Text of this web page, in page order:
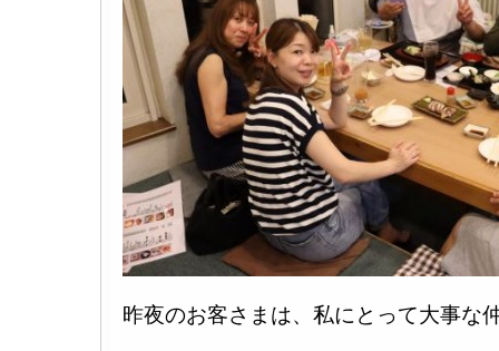
昨夜のお客さまは、私にとって大事な